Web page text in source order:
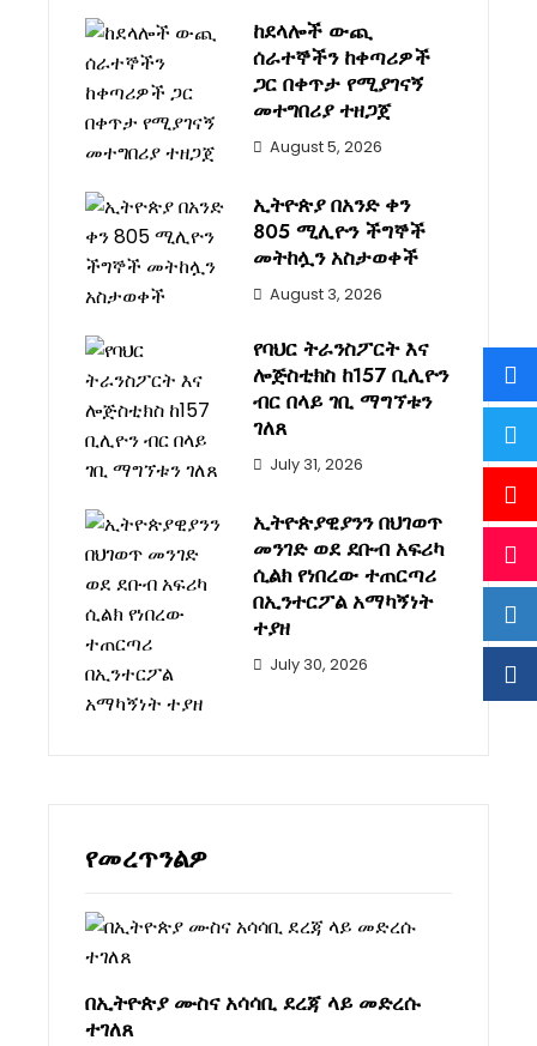
ከደላሎች ውጪ
ሰራተኞችን ከቀጣሪዎች
ጋር በቀጥታ የሚያገናኝ
መተግበሪያ ተዘጋጀ
August 5, 2026
ኢትዮጵያ በአንድ ቀን
805 ሚሊዮን ችግኞች
መትከሏን አስታወቀች
August 3, 2026
የባህር ትራንስፖርት እና
ሎጅስቲክስ ከ157 ቢሊዮን
ብር በላይ ገቢ ማግኘቱን
ገለጸ
July 31, 2026
ኢትዮጵያዊያንን በህገወጥ
መንገድ ወደ ደቡብ አፍሪካ
ሲልክ የነበረው ተጠርጣሪ
በኢንተርፖል አማካኝነት
ተያዘ
July 30, 2026
የመረጥንልዎ
በኢትዮጵያ ሙስና አሳሳቢ ደረጃ ላይ መድረሱ
ተገለጸ